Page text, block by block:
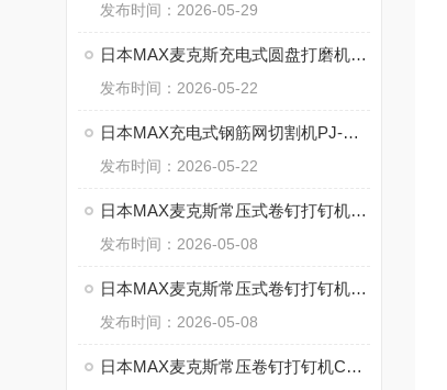
发布时间：2026-05-29
日本MAX麦克斯充电式圆盘打磨机PJ-DG101的核心技术
发布时间：2026-05-22
日本MAX充电式钢筋网切割机PJ-C060的特点
发布时间：2026-05-22
日本MAX麦克斯常压式卷钉打钉机CN-785相较于上一代，哪些方面升级
发布时间：2026-05-08
日本MAX麦克斯常压式卷钉打钉机CN-770的工作原理
发布时间：2026-05-08
日本MAX麦克斯常压卷钉打钉机CN-650M2的核心技术